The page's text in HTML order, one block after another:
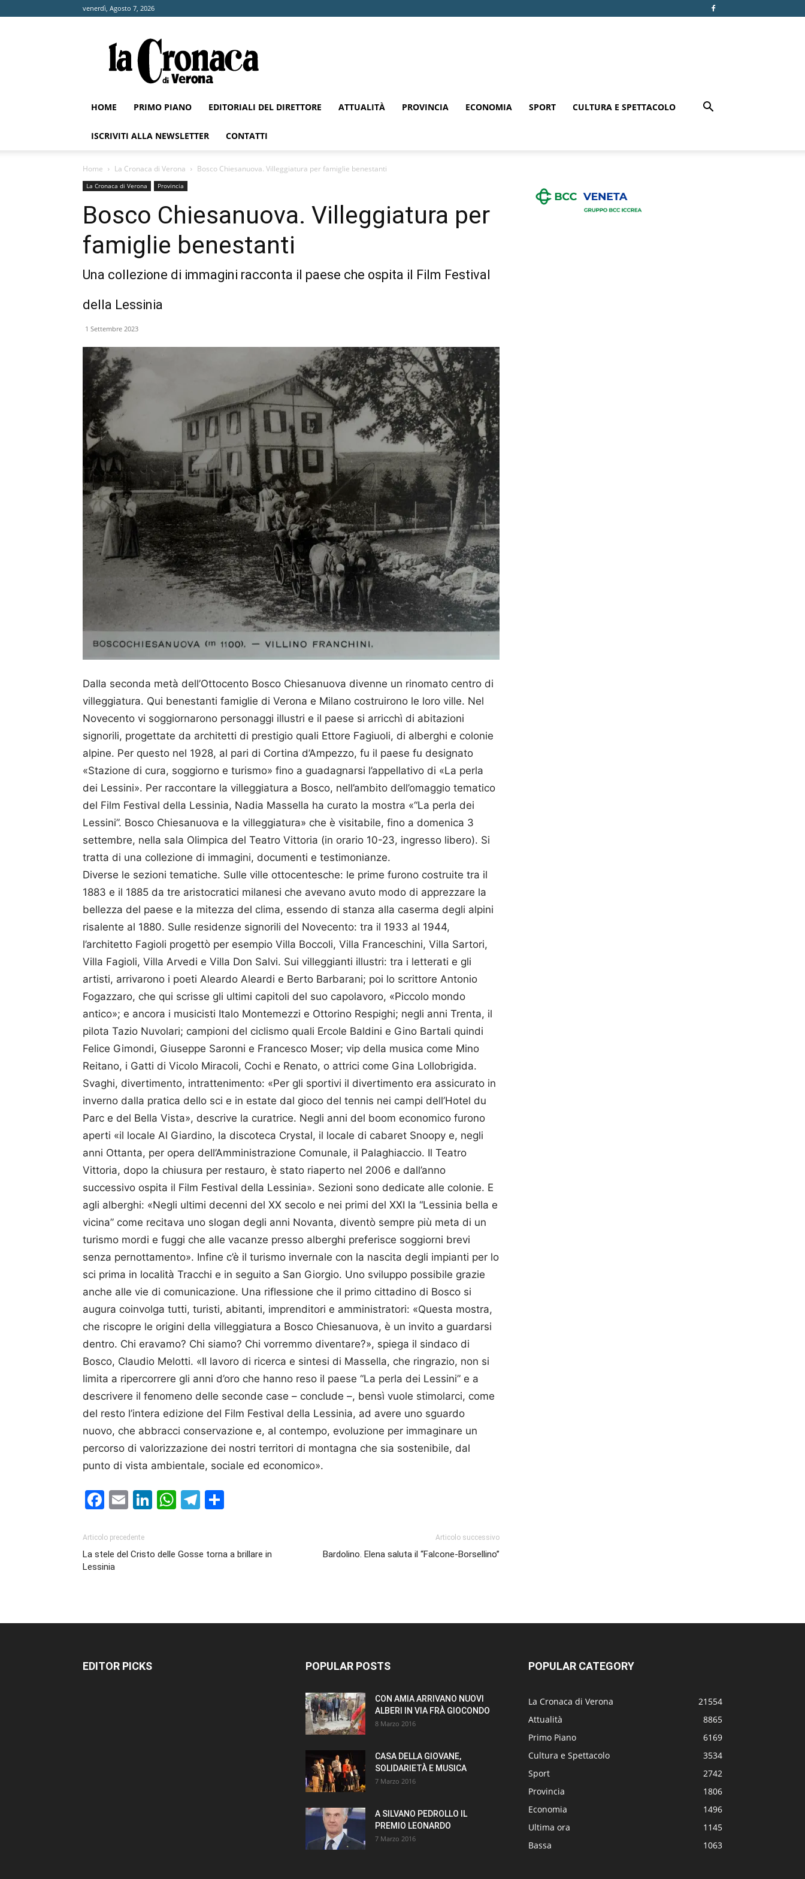
venerdì, Agosto 7, 2026
Cronaca
di
Verona
HOME PRIMO PIANO EDITORIALI DEL DIRETTORE ATTUALITÀ PROVINCIA ECONOMIA SPORT CULTURA E SPETTACOLO
ISCRIVITI ALLA NEWSLETTER CONTATTI
Home La Cronaca di Verona Bosco Chiesanuova. Villeggiatura per famiglie benestanti
La Cronaca di Verona Provincia
Bosco Chiesanuova. Villeggiatura per
famiglie benestanti
Una collezione di immagini racconta il paese che ospita il Film Festival
della Lessinia
1 Settembre 2023
Dalla seconda metà dell’Ottocento Bosco Chiesanuova divenne un rinomato centro di
villeggiatura. Qui benestanti famiglie di Verona e Milano costruirono le loro ville. Nel
Novecento vi soggiornarono personaggi illustri e il paese si arricchì di abitazioni
signorili, progettate da architetti di prestigio quali Ettore Fagiuoli, di alberghi e colonie
alpine. Per questo nel 1928, al pari di Cortina d’Ampezzo, fu il paese fu designato
«Stazione di cura, soggiorno e turismo» fino a guadagnarsi l’appellativo di «La perla
dei Lessini». Per raccontare la villeggiatura a Bosco, nell’ambito dell’omaggio tematico
del Film Festival della Lessinia, Nadia Massella ha curato la mostra «“La perla dei
Lessini”. Bosco Chiesanuova e la villeggiatura» che è visitabile, fino a domenica 3
settembre, nella sala Olimpica del Teatro Vittoria (in orario 10-23, ingresso libero). Si
tratta di una collezione di immagini, documenti e testimonianze.
Diverse le sezioni tematiche. Sulle ville ottocentesche: le prime furono costruite tra il
1883 e il 1885 da tre aristocratici milanesi che avevano avuto modo di apprezzare la
bellezza del paese e la mitezza del clima, essendo di stanza alla caserma degli alpini
risalente al 1880. Sulle residenze signorili del Novecento: tra il 1933 al 1944,
l’architetto Fagioli progettò per esempio Villa Boccoli, Villa Franceschini, Villa Sartori,
Villa Fagioli, Villa Arvedi e Villa Don Salvi. Sui villeggianti illustri: tra i letterati e gli
artisti, arrivarono i poeti Aleardo Aleardi e Berto Barbarani; poi lo scrittore Antonio
Fogazzaro, che qui scrisse gli ultimi capitoli del suo capolavoro, «Piccolo mondo
antico»; e ancora i musicisti Italo Montemezzi e Ottorino Respighi; negli anni Trenta, il
pilota Tazio Nuvolari; campioni del ciclismo quali Ercole Baldini e Gino Bartali quindi
Felice Gimondi, Giuseppe Saronni e Francesco Moser; vip della musica come Mino
Reitano, i Gatti di Vicolo Miracoli, Cochi e Renato, o attrici come Gina Lollobrigida.
Svaghi, divertimento, intrattenimento: «Per gli sportivi il divertimento era assicurato in
inverno dalla pratica dello sci e in estate dal gioco del tennis nei campi dell’Hotel du
Parc e del Bella Vista», descrive la curatrice. Negli anni del boom economico furono
aperti «il locale Al Giardino, la discoteca Crystal, il locale di cabaret Snoopy e, negli
anni Ottanta, per opera dell’Amministrazione Comunale, il Palaghiaccio. Il Teatro
Vittoria, dopo la chiusura per restauro, è stato riaperto nel 2006 e dall’anno
successivo ospita il Film Festival della Lessinia». Sezioni sono dedicate alle colonie. E
agli alberghi: «Negli ultimi decenni del XX secolo e nei primi del XXI la “Lessinia bella e
vicina” come recitava uno slogan degli anni Novanta, diventò sempre più meta di un
turismo mordi e fuggi che alle vacanze presso alberghi preferisce soggiorni brevi
senza pernottamento». Infine c’è il turismo invernale con la nascita degli impianti per lo
sci prima in località Tracchi e in seguito a San Giorgio. Uno sviluppo possibile grazie
anche alle vie di comunicazione. Una riflessione che il primo cittadino di Bosco si
augura coinvolga tutti, turisti, abitanti, imprenditori e amministratori: «Questa mostra,
che riscopre le origini della villeggiatura a Bosco Chiesanuova, è un invito a guardarsi
dentro. Chi eravamo? Chi siamo? Chi vorremmo diventare?», spiega il sindaco di
Bosco, Claudio Melotti. «Il lavoro di ricerca e sintesi di Massella, che ringrazio, non si
limita a ripercorrere gli anni d’oro che hanno reso il paese “La perla dei Lessini” e a
descrivere il fenomeno delle seconde case – conclude –, bensì vuole stimolarci, come
del resto l’intera edizione del Film Festival della Lessinia, ad avere uno sguardo
nuovo, che abbracci conservazione e, al contempo, evoluzione per immaginare un
percorso di valorizzazione dei nostri territori di montagna che sia sostenibile, dal
punto di vista ambientale, sociale ed economico».
Facebook
EmailLinkedIn
WhatsApp
Telegram
Articolo precedente
La stele del Cristo delle Gosse torna a brillare in
Lessinia
Articolo successivo
Bardolino. Elena saluta il “Falcone-Borsellino’’
EDITOR PICKS POPULAR POSTS
CON AMIA ARRIVANO NUOVI
ALBERI IN VIA FRÀ GIOCONDO
8 Marzo 2016
CASA DELLA GIOVANE,
SOLIDARIETÀ E MUSICA
7 Marzo 2016
A SILVANO PEDROLLO IL
PREMIO LEONARDO
7 Marzo 2016
POPULAR CATEGORY
La Cronaca di Verona
21554
Attualità
8865
Primo Piano
6169
Cultura e Spettacolo
3534
Sport
2742
Provincia
1806
Economia
1496
Ultima ora
1145
Bassa
1063